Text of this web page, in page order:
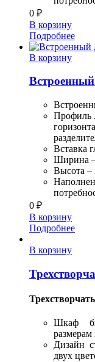
0 ₽
В корзину
Подробнее
В корзину
Профиль
Вставка
Ширина
Высота –
0 ₽
В корзину
Подробнее
В корзину
Шкаф
размерам
Дизайн
двух